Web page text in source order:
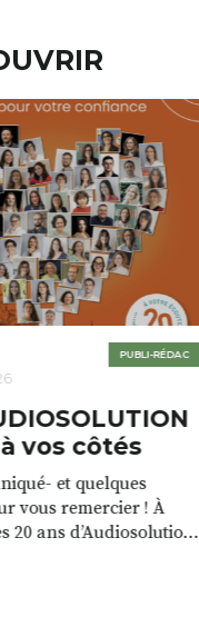
PUBLI-RÉDAC
vos côtés
et quelques
vous remercier ! À
20 ans d’Audiosolution,